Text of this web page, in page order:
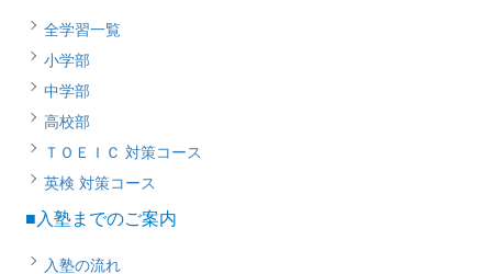
全学習一覧
小学部
中学部
高校部
ＴＯＥＩＣ 対策コース
英検 対策コース
■入塾までのご案内
入塾の流れ